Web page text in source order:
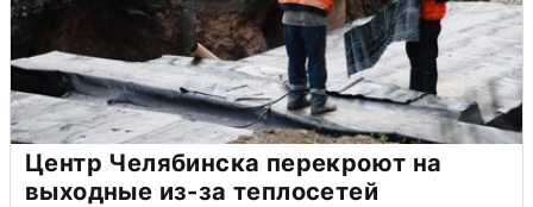
Центр Челябинска перекроют на
выходные из-за теплосетей